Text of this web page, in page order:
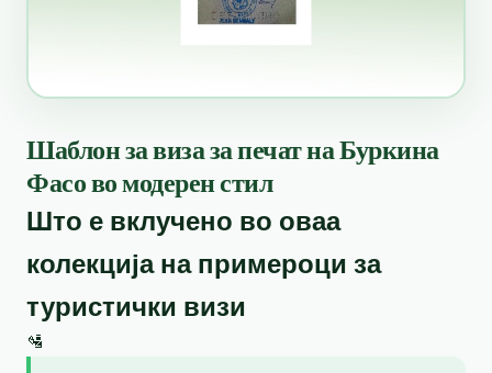
Шаблон за виза за печат на Буркина
Фасо во модерен стил
Што е вклучено во оваа
колекција на примероци за
туристички визи
🛂